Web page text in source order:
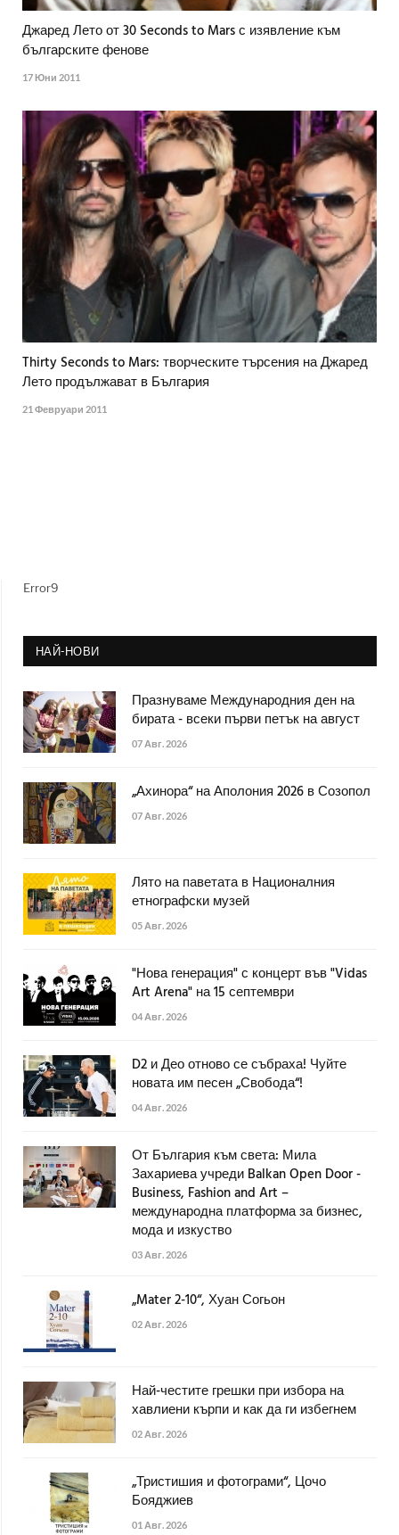
Джаред Лето от 30 Seconds to Mars с изявление към
българските фенове
17 Юни 2011
Thirty Seconds to Mars: творческите търсения на Джаред
Лето продължават в България
21 Февруари 2011
Error9
НАЙ-НОВИ
Празнуваме Международния ден на
бирата - всеки първи петък на август
07 Авг. 2026
„Ахинора“ на Аполония 2026 в Созопол
07 Авг. 2026
Лято на паветата в Националния
етнографски музей
05 Авг. 2026
"Нова генерация" с концерт във "Vidas
Art Arena" на 15 септември
04 Авг. 2026
D2 и Део отново се събраха! Чуйте
новата им песен „Свобода“!
04 Авг. 2026
От България към света: Мила
Захариева учреди Balkan Open Door -
Business, Fashion and Art –
международна платформа за бизнес,
мода и изкуство
03 Авг. 2026
„Mater 2-10“, Хуан Согьон
02 Авг. 2026
Най-честите грешки при избора на
хавлиени кърпи и как да ги избегнем
02 Авг. 2026
„Тристишия и фотограми“, Цочо
Бояджиев
01 Авг. 2026